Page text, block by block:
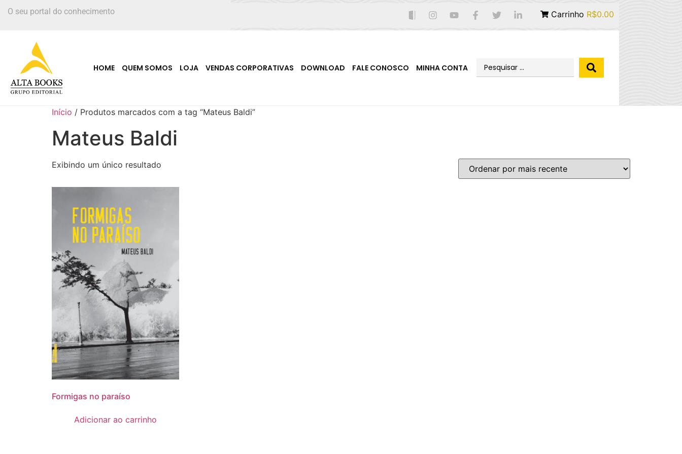
O seu portal do conhecimento Carrinho R$0.00
HOME QUEM SOMOS LOJA VENDAS CORPORATIVAS DOWNLOAD FALE CONOSCO MINHA CONTA
Início / Produtos marcados com a tag “Mateus Baldi”
Mateus Baldi
Exibindo um único resultado
Formigas no paraíso
Adicionar ao carrinho